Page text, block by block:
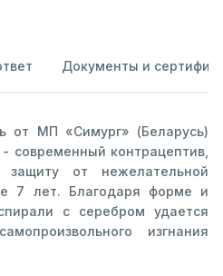
Документы и
от МП «Симург» (Беларусь)
- современный контрацептив,
защиту от нежелательной
7 лет. Благодаря форме и
с серебром удается
изгнания